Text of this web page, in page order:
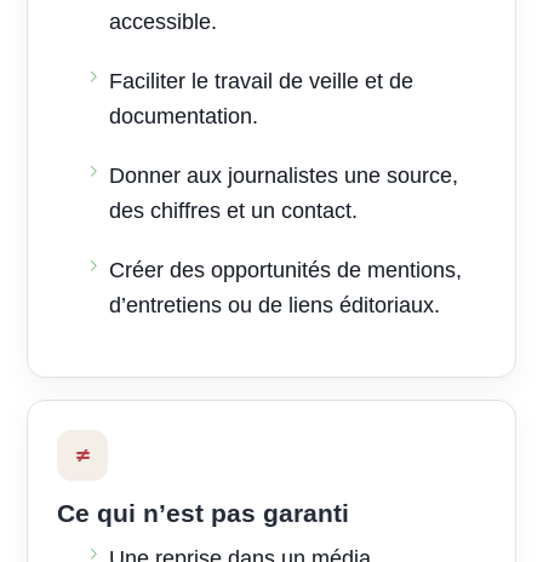
accessible.
Faciliter le travail de veille et de
documentation.
Donner aux journalistes une source,
des chiffres et un contact.
Créer des opportunités de mentions,
d’entretiens ou de liens éditoriaux.
≠
Ce qui n’est pas garanti